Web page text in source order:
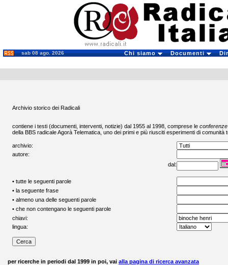
sab 08 ago. 2026 Chi siamo Documenti
Archivio storico dei Radicali
contiene i testi (documenti, interventi, notizie) dal 1955 al 1998, comprese le conferenze
della BBS radicaleAgorà Telematica , uno dei primi e più riusciti esperimenti di comunità
archivio:
autore:
dal:
• tutte le seguenti parole
• la seguente frase
• almeno una delle seguenti parole
• che non contengano le seguenti parole
chiavi:
lingua:
per ricerche in periodi dal 1999 in poi, vai alla pagina di ricerca avanzata